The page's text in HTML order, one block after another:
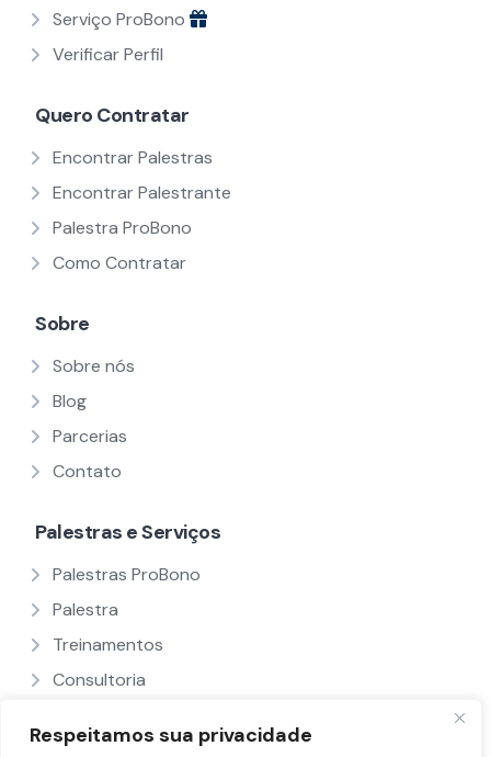
Respeitamos sua privacidade
Serviço ProBono
Verificar Perfil
Quero Contratar
Encontrar Palestras
Encontrar Palestrante
Palestra ProBono
Como Contratar
Sobre
Sobre nós
Blog
Parcerias
Contato
Palestras e Serviços
Palestras ProBono
Palestra
Treinamentos
Consultoria